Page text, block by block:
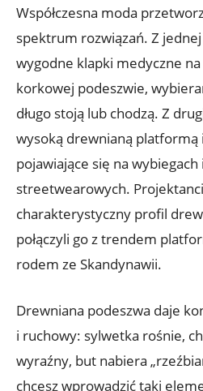
Współczesna moda
spektrum rozwiązań. Z
wygodne klapki medyczne
korkowej podeszwie,
długo stoją lub chodzą. Z
wysoką drewnianą platformą
pojawiające się na wybiegach
streetwearowych.
charakterystyczny profil
połączyli go z trendem
rodem ze Skandynawii.
Drewniana podeszwa daje
i ruchowy: sylwetka rośnie,
wyraźny, but nabiera
chcesz wprowadzić taki